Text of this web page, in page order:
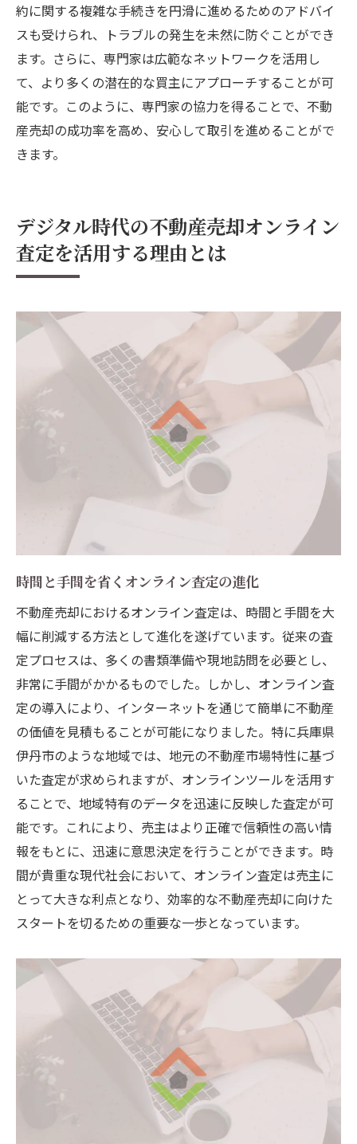
約に関する複雑な手続きを円滑に進めるためのアドバイ
スも受けられ、トラブルの発生を未然に防ぐことができ
ます。さらに、専門家は広範なネットワークを活用し
て、より多くの潜在的な買主にアプローチすることが可
能です。このように、専門家の協力を得ることで、不動
産売却の成功率を高め、安心して取引を進めることがで
きます。
デジタル時代の不動産売却オンライン
査定を活用する理由とは
時間と手間を省くオンライン査定の進化
不動産売却におけるオンライン査定は、時間と手間を大
幅に削減する方法として進化を遂げています。従来の査
定プロセスは、多くの書類準備や現地訪問を必要とし、
非常に手間がかかるものでした。しかし、オンライン査
定の導入により、インターネットを通じて簡単に不動産
の価値を見積もることが可能になりました。特に兵庫県
伊丹市のような地域では、地元の不動産市場特性に基づ
いた査定が求められますが、オンラインツールを活用す
ることで、地域特有のデータを迅速に反映した査定が可
能です。これにより、売主はより正確で信頼性の高い情
報をもとに、迅速に意思決定を行うことができます。時
間が貴重な現代社会において、オンライン査定は売主に
とって大きな利点となり、効率的な不動産売却に向けた
スタートを切るための重要な一歩となっています。